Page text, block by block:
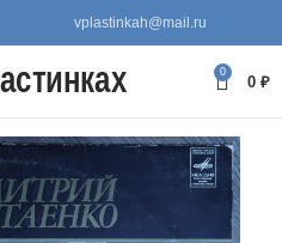
vplastinkah@mail.ru
0
0 ₽